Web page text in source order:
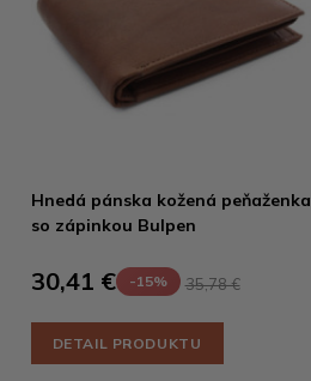
Hnedá pánska kožená peňaženka
so zápinkou Bulpen
30,41 € -15% 35,78 €
DETAIL PRODUKTU